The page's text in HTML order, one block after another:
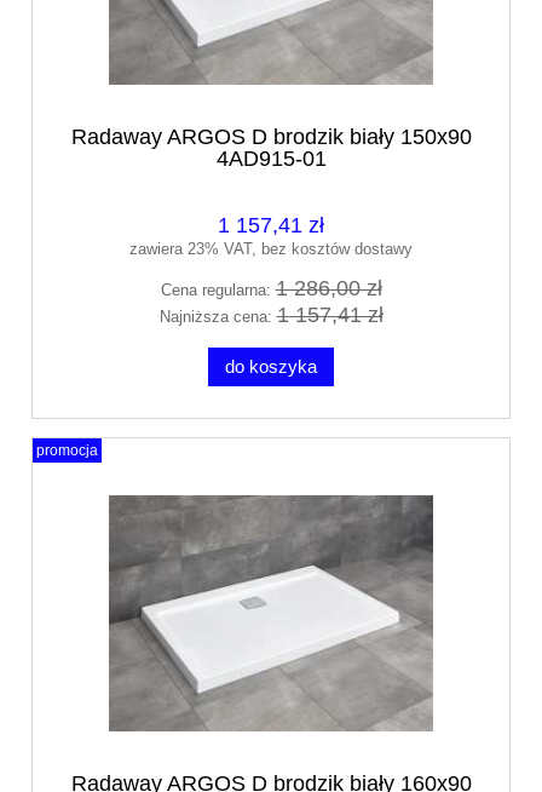
Radaway ARGOS D brodzik biały 150x90
4AD915-01
1 157,41 zł
zawiera 23% VAT, bez kosztów dostawy
Cena regularna:1 286,00 zł
Najniższa cena:1 157,41 zł
do koszyka
Radaway ARGOS D brodzik biały 160x90
promocja